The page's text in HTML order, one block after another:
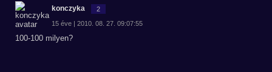
konczyka 2
15 éve | 2010. 08. 27. 09:07:55
100-100 milyen?